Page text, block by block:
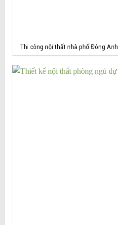
Thi công nội thất nhà phố Đông Anh